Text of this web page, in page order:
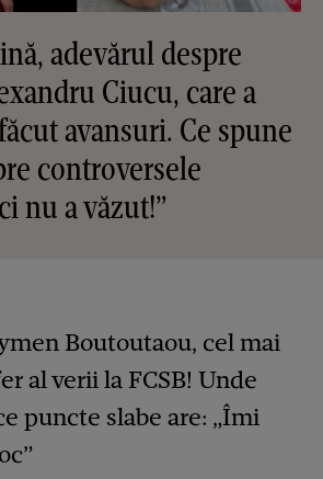
adevărul despre
Ciucu, care a
avansuri. Ce spune
controversele
nu a văzut!”